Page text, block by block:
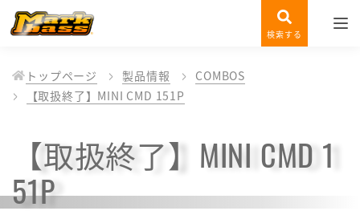
検索する
トップページ 製品情報
COMBOS
【取扱終了】MINI CMD 151P
【取扱終了】MINI CMD 1
51P